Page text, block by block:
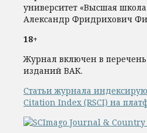
университет «Высшая
Александр Фридрихович
18+
Журнал включен в
изданий ВАК.
Статьи журнала
Citation Index (RSCI) на